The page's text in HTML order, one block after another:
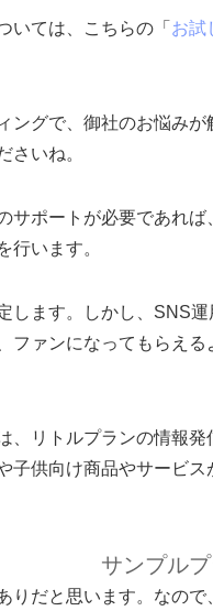
いては、こちらの「 お試
ングで、御社のお悩み
さいね。
サポートが必要であれ
行います。
します。しかし、SNS
ファンになってもらえ
、リトルプランの情報
子供向け商品やサービ
サンプル
りだと思います。なの